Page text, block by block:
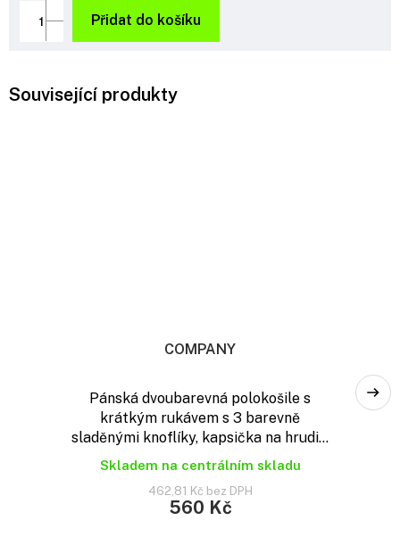
cena:
Přidat do košíku
Související produkty
COMPANY
Pánská dvoubarevná polokošile s
krátkým rukávem s 3 barevně
sladěnými knoflíky, kapsička na hrudi...
Skladem na centrálním skladu
462,81 Kč bez DPH
560 Kč